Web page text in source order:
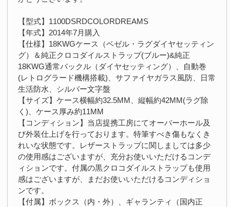
【型式】1100DSRDCOLORDREAMS
【年式】2014年7月購入
【仕様】18KWGケース（ベゼル・ラグダイヤセッティン
グ）＆純正クロコダイルストラップ(ブルー)&純正
18KWG通常バックル（ダイヤセッティング）、自動巻
(レトログラード機構搭載)、サファイヤガラス風防、日常
生活防水、シルバー文字盤
【サイズ】ケース横幅約32.5MM、縦幅約42MM(ラグ除
く)、ケース厚み約11MM
【コンディション】当店提携工房にてオーバーホール及
び外装仕上げを行っております。特筆すべき傷もなくき
れいな状態です。レザーストラップに関しましては多少
の使用感はございますが、充分お使いいただけるコンデ
ィションです。付属の黒クロコダイルストラップも使用
感はございますが、まだお使いいただけるコンディショ
ンです。
【付属】ボックス（内・外）、ギャランティ（国内正